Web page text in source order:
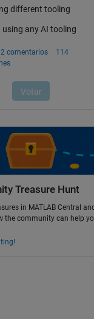
0807.CSV',1,
0810.CSV',1,
0813.CSV'
Treasure Hunt
in MATLAB Central and
the community can help